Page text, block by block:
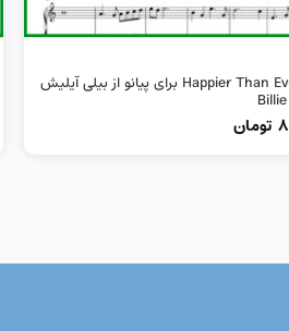
نت Happier Than Ever برای پیانو از بیلی آیلیش
تومان